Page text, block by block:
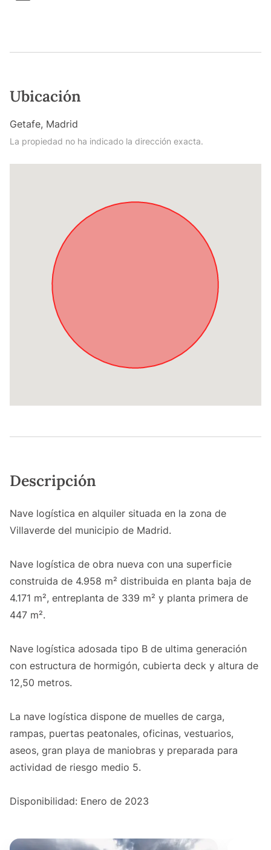
Ubicación
Getafe, Madrid
La propiedad no ha indicado la dirección exacta.
Descripción
Nave logística en alquiler situada en la zona de
Villaverde del municipio de Madrid.
Nave logística de obra nueva con una superficie
construida de 4.958 m² distribuida en planta baja de
4.171 m², entreplanta de 339 m² y planta primera de
447 m².
Nave logística adosada tipo B de ultima generación
con estructura de hormigón, cubierta deck y altura de
12,50 metros.
La nave logística dispone de muelles de carga,
rampas, puertas peatonales, oficinas, vestuarios,
aseos, gran playa de maniobras y preparada para
actividad de riesgo medio 5.
Disponibilidad: Enero de 2023